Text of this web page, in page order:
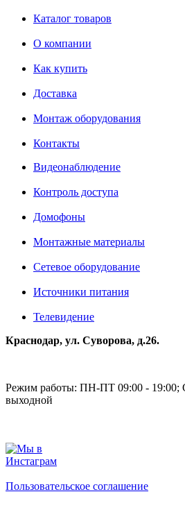
Каталог товаров
О компании
Как купить
Доставка
Монтаж оборудования
Контакты
Видеонаблюдение
Контроль доступа
Домофоны
Монтажные материалы
Сетевое оборудование
Источники питания
Телевидение
Краснодар, ул. Суворова, д.26.
Режим работы: ПН-ПТ 09:00 - 19:00;
выходной
Пользовательское соглашение